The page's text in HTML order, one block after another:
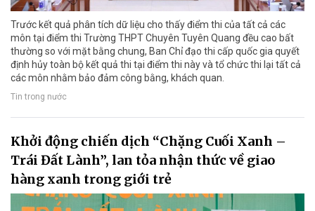
Trước kết quả phân tích dữ liệu cho thấy điểm thi của tất cả các
môn tại điểm thi Trường THPT Chuyên Tuyên Quang đều cao bất
thường so với mặt bằng chung, Ban Chỉ đạo thi cấp quốc gia quyết
định hủy toàn bộ kết quả thi tại điểm thi này và tổ chức thi lại tất cả
các môn nhằm bảo đảm công bằng, khách quan.
Tin trong nước
Khởi động chiến dịch “Chặng Cuối Xanh –
Trái Đất Lành”, lan tỏa nhận thức về giao
hàng xanh trong giới trẻ